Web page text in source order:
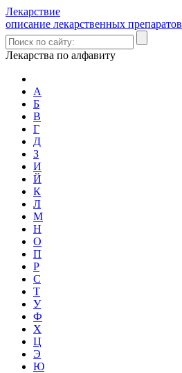
Лекарствие
описание лекарственных препаратов
Лекарства по алфавиту
А
Б
В
Г
Д
З
И
Й
К
Л
М
Н
О
П
Р
С
Т
У
Ф
Х
Ц
Э
Ю